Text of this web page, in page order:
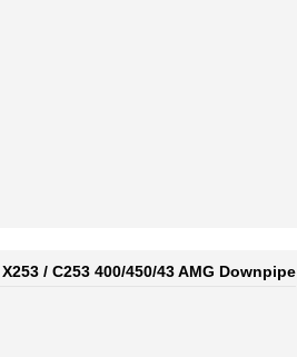
/ C253 400/450/43 AMG Downpipe